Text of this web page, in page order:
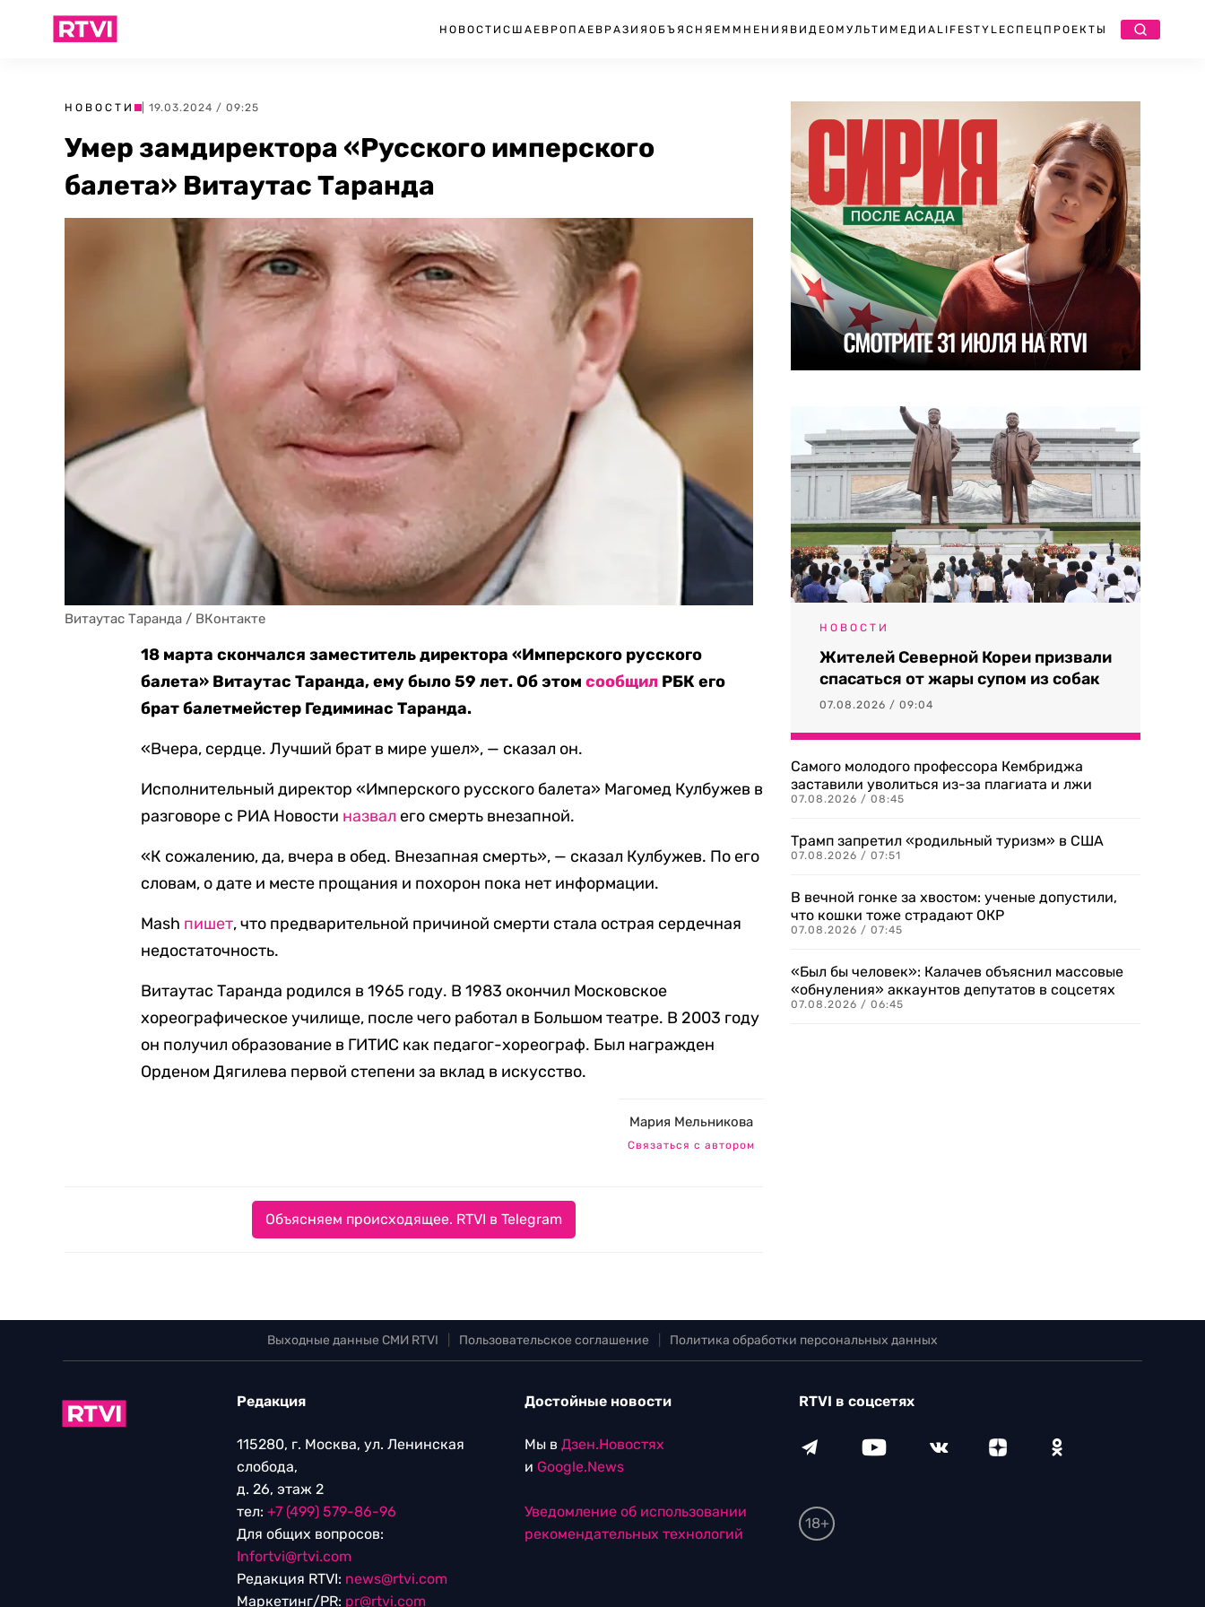
НОВОСТИ США ЕВРОПА ЕВРАЗИЯ ОБЪЯСНЯЕМ МНЕНИЯ ВИДЕО МУЛЬТИМЕДИА LIFESTYLEСПЕЦПРОЕКТЫ
НОВОСТИ | 19.03.2024 / 09:25
Умер замдиректора «Русского имперского
балета» Витаутас Таранда
Витаутас Таранда / ВКонтакте
18 марта скончался заместитель директора «Имперского русского
балета» Витаутас Таранда, ему было 59 лет. Об этомсообщил РБК его
брат балетмейстер Гедиминас Таранда.
«Вчера, сердце. Лучший брат в мире ушел», — сказал он.
Исполнительный директор «Имперского русского балета» Магомед Кулбужев в
разговоре с РИА Новости назвал его смерть внезапной.
«К сожалению, да, вчера в обед. Внезапная смерть», — сказал Кулбужев. По его
словам, о дате и месте прощания и похорон пока нет информации.
Mash пишет, что предварительной причиной смерти стала острая сердечная
недостаточность.
Витаутас Таранда родился в 1965 году. В 1983 окончил Московское
хореографическое училище, после чего работал в Большом театре. В 2003 году
он получил образование в ГИТИС как педагог-хореограф. Был награжден
Орденом Дягилева первой степени за вклад в искусство.
Мария Мельникова
Связаться с автором
Объясняем происходящее. RTVI в Telegram
НОВОСТИ
Жителей Северной Кореи призвали
спасаться от жары супом из собак
07.08.2026 / 09:04
Самого молодого профессора Кембриджа
заставили уволиться из-за плагиата и лжи
07.08.2026 / 08:45
Трамп запретил «родильный туризм» в США
07.08.2026 / 07:51
В вечной гонке за хвостом: ученые допустили,
что кошки тоже страдают ОКР
07.08.2026 / 07:45
«Был бы человек»: Калачев объяснил массовые
«обнуления» аккаунтов депутатов в соцсетях
07.08.2026 / 06:45
Выходные данные СМИ RTVI Пользовательское соглашение Политика обработки персональных данных
Редакция
115280, г. Москва, ул. Ленинская
слобода,
д. 26, этаж 2
тел: +7 (499) 579-86-96
Для общих вопросов:
Infortvi@rtvi.com
Редакция RTVI: news@rtvi.com
Маркетинг/PR: pr@rtvi.com
Достойные новости
Мы в Дзен.Новостях
и Google.News
Уведомление об использовании
рекомендательных технологий
RTVI в соцсетях
18+